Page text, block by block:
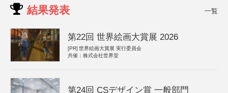
結果発表 一覧
第22回 世界絵画大賞展 2026
[PR] 世界絵画大賞展 実行委員会
共催：株式会社世界堂
第24回 CSデザイン賞 一般部門